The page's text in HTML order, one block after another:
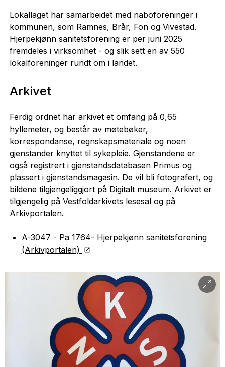
Lokallaget har samarbeidet med naboforeninger i
kommunen, som Ramnes, Brår, Fon og Vivestad.
Hjerpekjønn sanitetsforening er per juni 2025
fremdeles i virksomhet - og slik sett en av 550
lokalforeninger rundt om i landet.
Arkivet
Ferdig ordnet har arkivet et omfang på 0,65
hyllemeter, og består av møtebøker,
korrespondanse, regnskapsmateriale og noen
gjenstander knyttet til sykepleie. Gjenstandene er
også registrert i gjenstandsdatabasen Primus og
plassert i gjenstandsmagasin. De vil bli fotografert, og
bildene tilgjengeliggjort på Digitalt museum. Arkivet er
tilgjengelig på Vestfoldarkivets lesesal og på
Arkivportalen.
A-3047 - Pa 1764- Hjerpekjønn sanitetsforening
(Arkivportalen)